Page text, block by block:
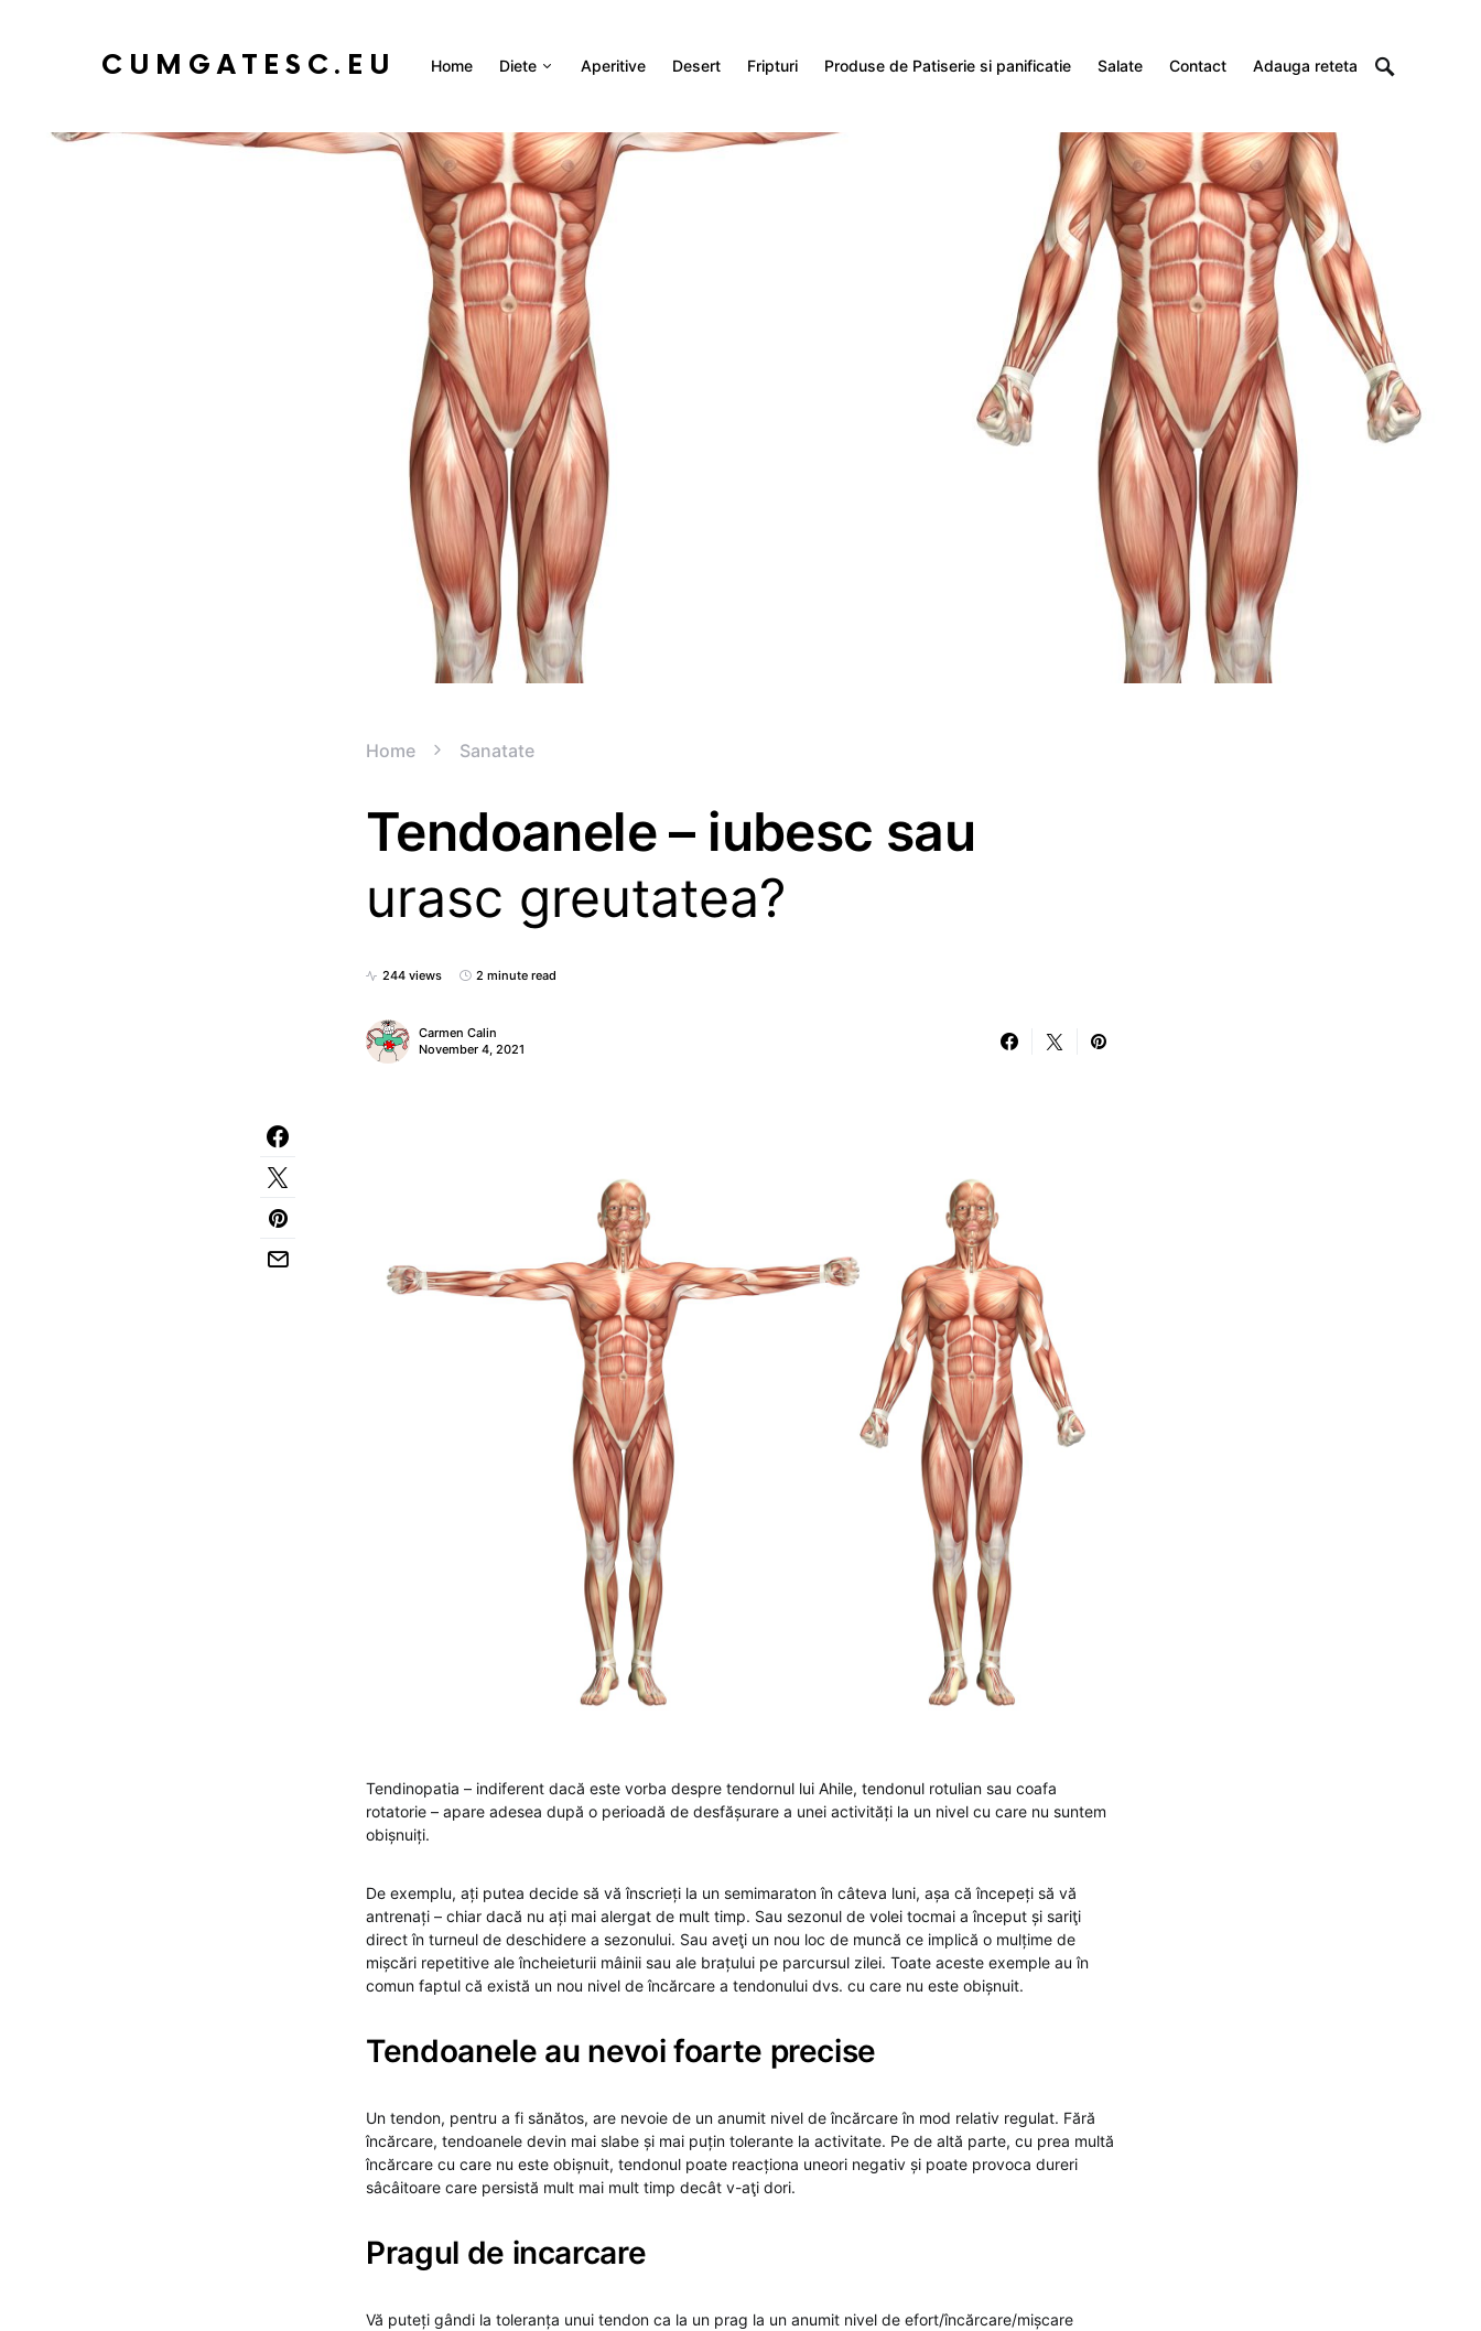
CUMGATESC.EU Home Diete Aperitive Desert Fripturi Produse de Patiserie si panificatie Salate Contact Adauga reteta
Home Sanatate
Tendoanele – iubesc sau
urasc greutatea?
244 views 2 minute read
Carmen Calin
November 4, 2021
Tendinopatia – indiferent dacă este vorba despre tendornul lui Ahile, tendonul rotulian sau coafa
rotatorie – apare adesea după o perioadă de desfășurare a unei activități la un nivel cu care nu suntem
obișnuiți.
De exemplu, ați putea decide să vă înscrieți la un semimaraton în câteva luni, așa că începeți să vă
antrenați – chiar dacă nu ați mai alergat de mult timp. Sau sezonul de volei tocmai a început și sariţi
direct în turneul de deschidere a sezonului. Sau aveţi un nou loc de muncă ce implică o mulțime de
mișcări repetitive ale încheieturii mâinii sau ale brațului pe parcursul zilei. Toate aceste exemple au în
comun faptul că există un nou nivel de încărcare a tendonului dvs. cu care nu este obișnuit.
Tendoanele au nevoi foarte precise
Un tendon, pentru a fi sănătos, are nevoie de un anumit nivel de încărcare în mod relativ regulat. Fără
încărcare, tendoanele devin mai slabe și mai puțin tolerante la activitate. Pe de altă parte, cu prea multă
încărcare cu care nu este obișnuit, tendonul poate reacționa uneori negativ și poate provoca dureri
sâcâitoare care persistă mult mai mult timp decât v-aţi dori.
Pragul de incarcare
Vă puteți gândi la toleranța unui tendon ca la un prag la un anumit nivel de efort/încărcare/mișcare